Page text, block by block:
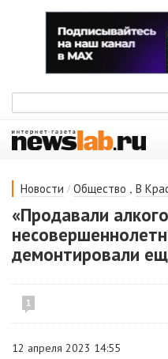
Новости / Общество , В
«Продавали
демонтировали
1
12 апреля 2023 14:55